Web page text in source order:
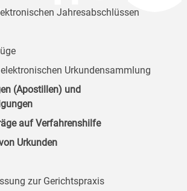
Jahresabschlüssen
Urkundensammlung
(Apostillen) und
auf Verfahrenshilfe
Urkunden
zur Gerichtspraxis